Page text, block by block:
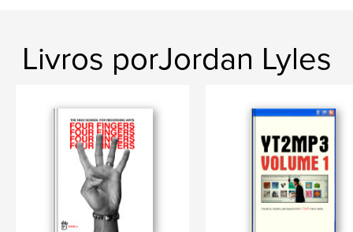
Livros porJordan Lyles